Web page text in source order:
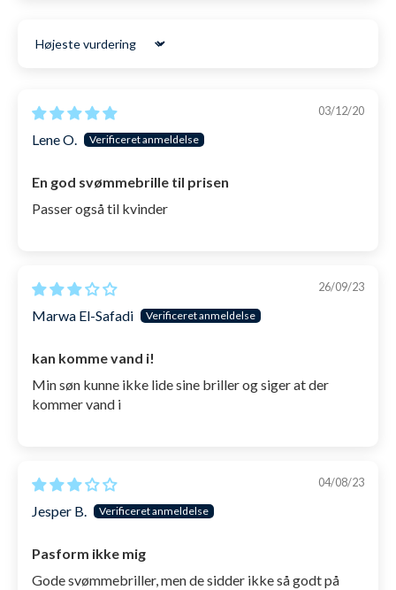
SKU: 543
Sort by
03/12/20
Lene O.
En god svømmebrille til prisen
Passer også til kvinder
26/09/23
Marwa El-Safadi
kan komme vand i!
Min søn kunne ikke lide sine briller og siger at der
kommer vand i
04/08/23
Jesper B.
Pasform ikke mig
Gode svømmebriller, men de sidder ikke så godt på